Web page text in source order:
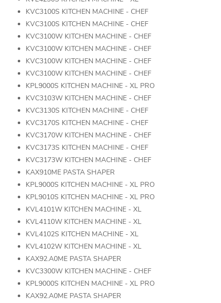
KVC3100S KITCHEN MACHINE - CHEF
KVC3100S KITCHEN MACHINE - CHEF
KVC3100W KITCHEN MACHINE - CHEF
KVC3100W KITCHEN MACHINE - CHEF
KVC3100W KITCHEN MACHINE - CHEF
KVC3100W KITCHEN MACHINE - CHEF
KPL9000S KITCHEN MACHINE - XL PRO
KVC3103W KITCHEN MACHINE - CHEF
KVC3130S KITCHEN MACHINE - CHEF
KVC3170S KITCHEN MACHINE - CHEF
KVC3170W KITCHEN MACHINE - CHEF
KVC3173S KITCHEN MACHINE - CHEF
KVC3173W KITCHEN MACHINE - CHEF
KAX910ME PASTA SHAPER
KPL9000S KITCHEN MACHINE - XL PRO
KPL9010S KITCHEN MACHINE - XL PRO
KVL4101W KITCHEN MACHINE - XL
KVL4110W KITCHEN MACHINE - XL
KVL4102S KITCHEN MACHINE - XL
KVL4102W KITCHEN MACHINE - XL
KAX92.A0ME PASTA SHAPER
KVC3300W KITCHEN MACHINE - CHEF
KPL9000S KITCHEN MACHINE - XL PRO
KAX92.A0ME PASTA SHAPER